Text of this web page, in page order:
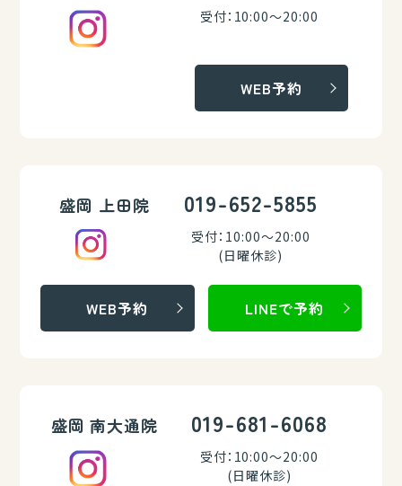
受付：10:00～20:00
WEB予約
盛岡 上田院 019-652-5855
受付：10:00～20:00
(日曜休診)
WEB予約 LINEで予約
盛岡 南大通院 019-681-6068
受付：10:00～20:00
(日曜休診)